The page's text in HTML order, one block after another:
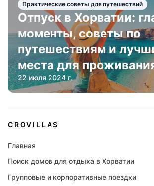
Практические советы для путешествий
Отпуск в Хорватии:
моменты, советы по
путешествиям и
места для
22 июля 2024 г.
CROVILLAS
Главная
Поиск домов для отдыха в Хорватии
Групповые и корпоративные поездки